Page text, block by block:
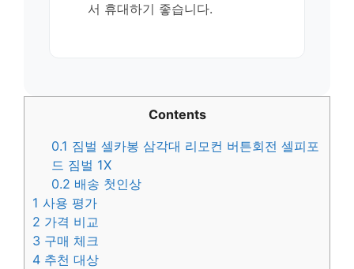
서 휴대하기 좋습니다.
Contents
0.1 짐벌 셀카봉 삼각대 리모컨 버튼회전 셀피포
드 짐벌 1X
0.2 배송 첫인상
1 사용 평가
2 가격 비교
3 구매 체크
4 추천 대상